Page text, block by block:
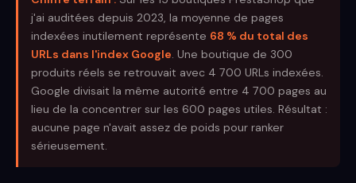
j'ai auditées depuis 2023, la moyenne de pages
indexées inutilement représente 68 % du total des
URLs dans l'index Google. Une boutique de 300
produits réels se retrouvait avec 4 700 URLs indexées.
Google divisait la même autorité entre 4 700 pages au
lieu de la concentrer sur les 600 pages utiles. Résultat :
aucune page n'avait assez de poids pour ranker
sérieusement.